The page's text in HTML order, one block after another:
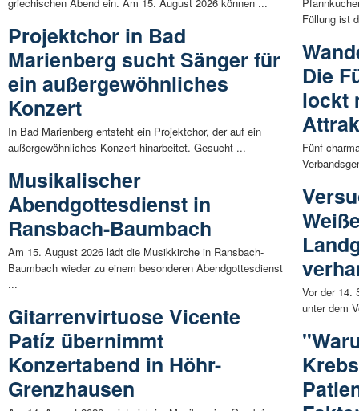
Projektchor in Bad
Marienberg sucht Sänger für
ein außergewöhnliches
Konzert
In Bad Marienberg entsteht ein Projektchor, der auf ein
außergewöhnliches Konzert hinarbeitet. Gesucht ...
Musikalischer
Abendgottesdienst in
Ransbach-Baumbach
Am 15. August 2026 lädt die Musikkirche in Ransbach-
Baumbach wieder zu einem besonderen Abendgottesdienst
...
Gitarrenvirtuose Vicente
Patíz übernimmt
Konzertabend in Höhr-
Grenzhausen
Füllung ist
Die
lockt
Fünf
Vor der 14.
unter dem